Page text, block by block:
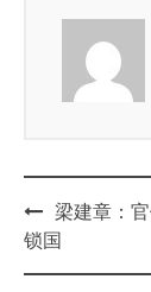
Post
navigation
梁建章：
锁国